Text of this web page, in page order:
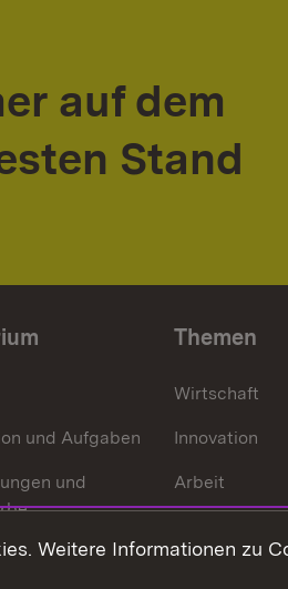
auf dem
Stand
und Aufgaben
und
Themen
Wirtschaft
Innovation
Arbeit
Weitere Informationen zu